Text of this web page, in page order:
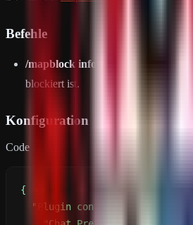
Befehle
/mapblock info
: Informiert die
blockiert ist.
Konfiguration
Code